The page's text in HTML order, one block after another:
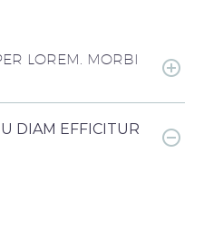
LOREM. MORBI
DIAM EFFICITUR